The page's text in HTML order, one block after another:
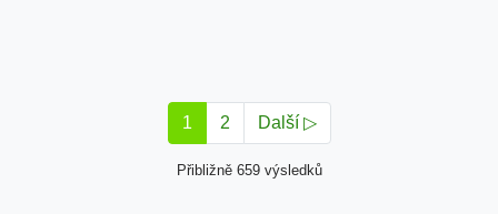
1 2 Další ▷
Přibližně 659 výsledků